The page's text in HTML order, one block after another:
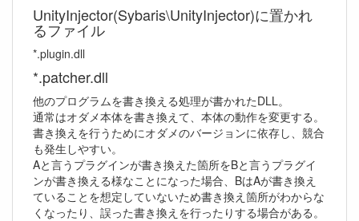
UnityInjector(Sybaris\UnityInjector)に置かれ
るファイル
*.plugin.dll
*.patcher.dll
他のプログラムを書き換える処理が書かれたDLL。
通常はオダメ本体を書き換えて、本体の動作を変更する。
書き換えを行うためにオダメのバージョンに依存し、競合
も発生しやすい。
Aと言うプラグインが書き換えた箇所をBと言うプラグイ
ンが書き換える様なことになった場合、BはAが書き換え
ていることを想定していないため書き換え箇所がわからな
くなったり、誤った書き換えを行ったりする場合がある。